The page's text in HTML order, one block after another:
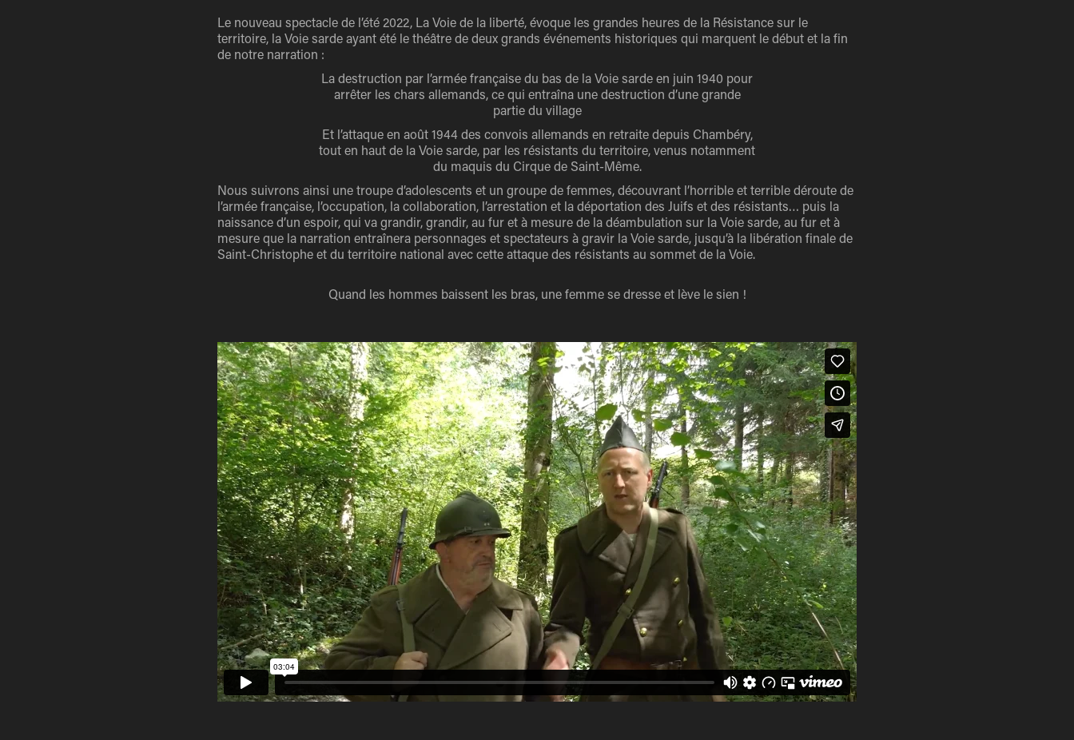
Le nouveau spectacle de l’été 2022, La Voie de la liberté, évoque les grandes heures de la Résistance sur le
territoire, la Voie sarde ayant été le théâtre de deux grands événements historiques qui marquent le début et la fin
de notre narration :
La destruction par l’armée française du bas de la Voie sarde en juin 1940 pour
arrêter les chars allemands, ce qui entraîna une destruction d’une grande
partie du village
Et l’attaque en août 1944 des convois allemands en retraite depuis Chambéry,
tout en haut de la Voie sarde, par les résistants du territoire, venus notamment
du maquis du Cirque de Saint-Même.
Nous suivrons ainsi une troupe d’adolescents et un groupe de femmes, découvrant l’horrible et terrible déroute de
l’armée française, l’occupation, la collaboration, l’arrestation et la déportation des Juifs et des résistants… puis la
naissance d’un espoir, qui va grandir, grandir, au fur et à mesure de la déambulation sur la Voie sarde, au fur et à
mesure que la narration entraînera personnages et spectateurs à gravir la Voie sarde, jusqu’à la libération finale de
Saint-Christophe et du territoire national avec cette attaque des résistants au sommet de la Voie.
Quand les hommes baissent les bras, une femme se dresse et lève le sien !